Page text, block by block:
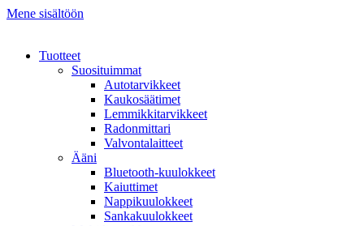
Mene sisältöön
Tuotteet
Suosituimmat
Autotarvikkeet
Kaukosäätimet
Lemmikkitarvikkeet
Radonmittari
Valvontalaitteet
Ääni
Bluetooth-kuulokkeet
Kaiuttimet
Nappikuulokkeet
Sankakuulokkeet